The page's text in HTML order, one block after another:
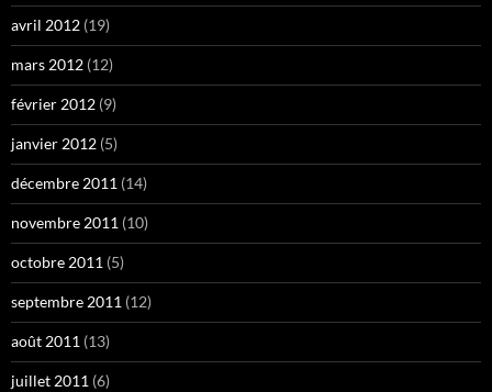
avril 2012 (19)
mars 2012 (12)
février 2012 (9)
janvier 2012 (5)
décembre 2011 (14)
novembre 2011 (10)
octobre 2011 (5)
septembre 2011 (12)
août 2011 (13)
juillet 2011 (6)